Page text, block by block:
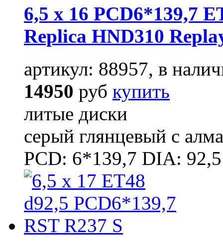
6,5 x 16 PCD6*139,7
Replica HND310
артикул: 88957, в
14950 руб купить
литые диски
серый глянцевый с
PCD: 6*139,7 DIA: 92,5